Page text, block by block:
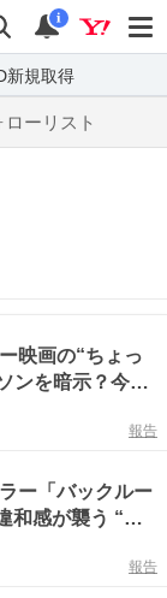
検索
通知
i
新規取得
ローリスト
映画の“ちょっ
ンを暗示？今な
報告
ー「バックルー
和感が襲う “リ
像が公開
報告